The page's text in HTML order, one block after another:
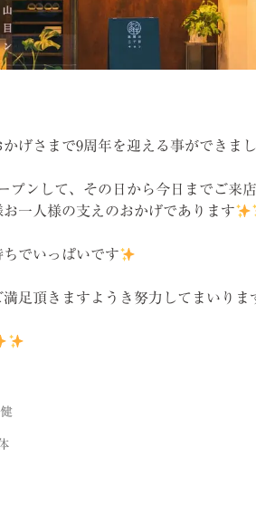
げさまで9周年を迎える事ができま
プンして、その日から今日までご来
一人様の支えのおかげであります
でいっぱいです
足頂きますようき努力してまいりま
健